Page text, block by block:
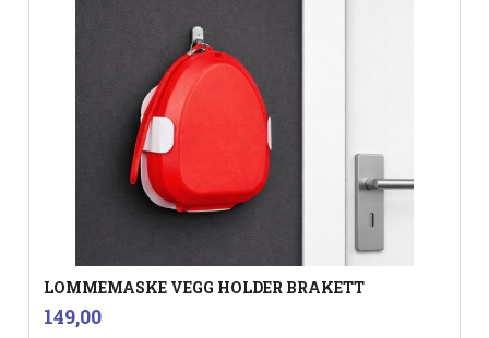
LOMMEMASKE VEGG HOLDER BRAKETT
Pris
149,00